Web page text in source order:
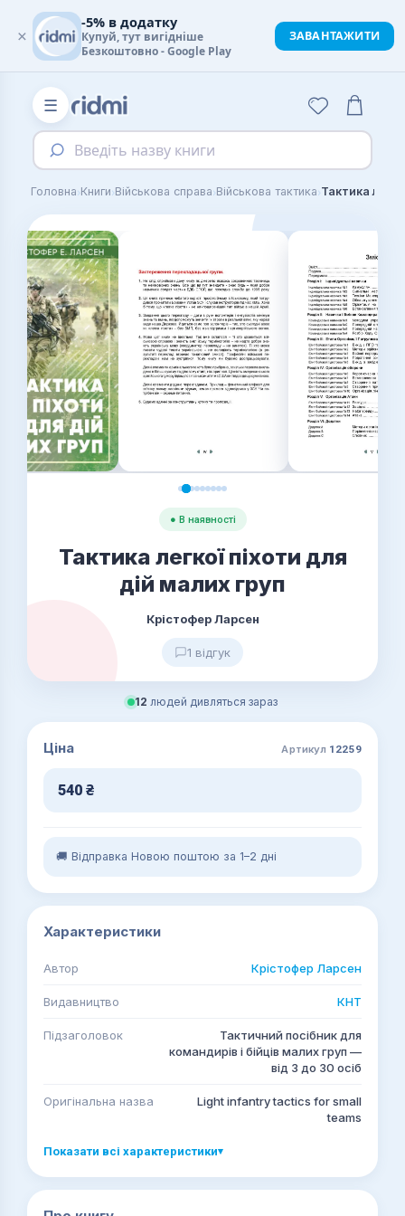
☰
Введіть назву книги
Головна›Книги›Військова справа›Військова тактика›
● В наявності
Тактика легкої піхоти для
дій малих груп
Крістофер Ларсен
1 відгук
12 людей дивляться зараз
Ціна Артикул 12259
540 ₴
🚚 Відправка Новою поштою за 1–2 дні
Характеристики
Автор Крістофер Ларсен
Видавництво КНТ
Підзаголовок
Тактичний посібник для
командирів і бійців малих груп —
від 3 до 30 осіб
Оригінальна назва
Light infantry tactics for small
teams
Показати всі характеристики▾
×
-5% в додатку
Купуй, тут вигідніше
Безкоштовно - Google Play
ЗАВАНТАЖИТИ